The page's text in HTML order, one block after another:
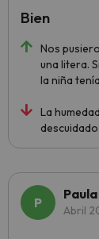
Nos
una litera.
la niña
La
descuidado.
Bien
Paula
Abril